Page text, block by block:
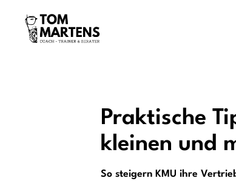
Praktische
kleinen und
So steigern KMU ihre